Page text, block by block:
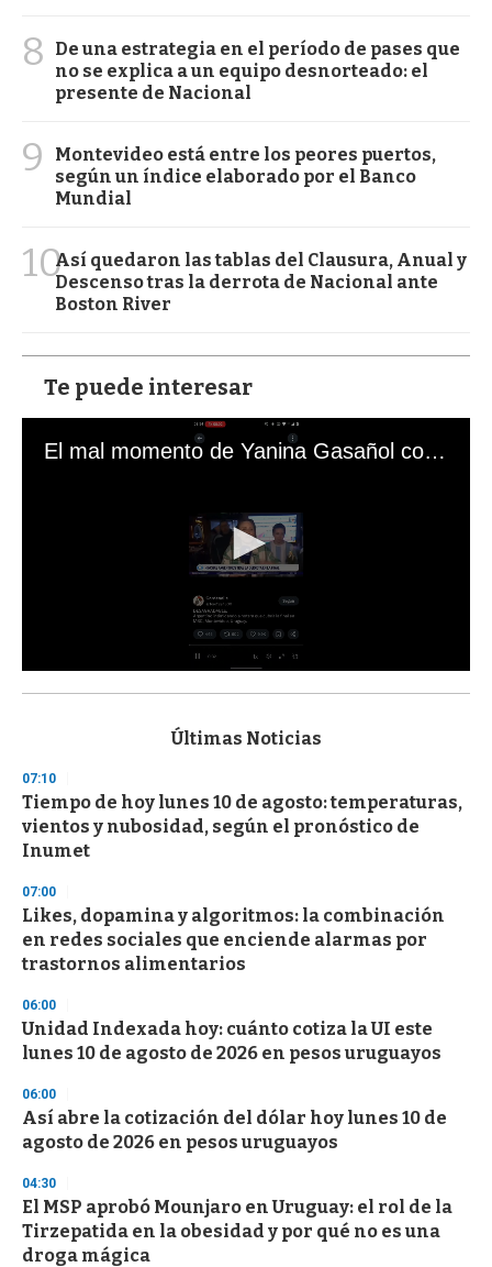
8
De una estrategia en el período de pases que
no se explica a un equipo desnorteado: el
presente de Nacional
9
Montevideo está entre los peores puertos,
según un índice elaborado por el Banco
Mundial
10Así quedaron las tablas del Clausura, Anual y
Descenso tras la derrota de Nacional ante
Boston River
Te puede interesar
El mal momento de Yanina Gasañol con un hincha argentino en "Subrayado"
s
d
s
o
f
3
s
e
c
o
n
Últimas Noticias
07:10
Tiempo de hoy lunes 10 de agosto: temperaturas,
vientos y nubosidad, según el pronóstico de
Inumet
07:00
Likes, dopamina y algoritmos: la combinación
en redes sociales que enciende alarmas por
trastornos alimentarios
06:00
Unidad Indexada hoy: cuánto cotiza la UI este
lunes 10 de agosto de 2026 en pesos uruguayos
06:00
Así abre la cotización del dólar hoy lunes 10 de
agosto de 2026 en pesos uruguayos
04:30
El MSP aprobó Mounjaro en Uruguay: el rol de la
Tirzepatida en la obesidad y por qué no es una
droga mágica